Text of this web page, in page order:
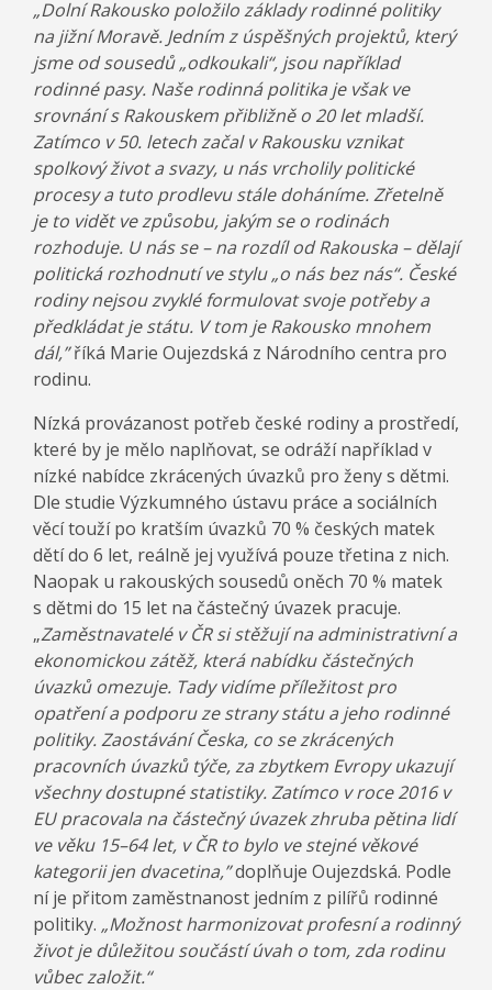
„Dolní Rakousko položilo základy rodinné politiky
na jižní Moravě. Jedním z úspěšných projektů, který
jsme od sousedů „odkoukali“, jsou například
rodinné pasy. Naše rodinná politika je však ve
srovnání s Rakouskem přibližně o 20 let mladší.
Zatímco v 50. letech začal v Rakousku vznikat
spolkový život a svazy, u nás vrcholily politické
procesy a tuto prodlevu stále doháníme.Zřetelně
je to vidět ve způsobu, jakým se o rodinách
rozhoduje. U nás se– na rozdíl od Rakouska – dělají
politická rozhodnutíve stylu „o nás bez nás“. České
rodiny nejsou zvyklé formulovat svoje potřeby a
předkládatje státu. V tom je Rakousko mnohem
dál,”říká Marie Oujezdská z Národního centra pro
rodinu.
Nízká provázanost potřeb české rodiny a prostředí,
které by je mělo naplňovat, se odráží například v
nízké nabídce zkrácených úvazků pro ženy s dětmi.
Dle studie Výzkumného ústavu práce a sociálních
věcí touží po kratším úvazků 70 % českých matek
dětí do 6 let, reálně jej využívá pouze třetina z nich.
Naopak u rakouských sousedů oněch 70 % matek
s dětmi do 15 let na částečný úvazek pracuje.
„Zaměstnavatelé v ČR si stěžují na administrativní a
ekonomickou zátěž, která nabídku částečných
úvazků omezuje. Tady vidíme příležitost pro
opatření a podporu ze strany státu a jeho rodinné
politiky. Zaostávání Česka, co se zkrácených
pracovních úvazků týče, za zbytkem Evropy ukazují
všechny dostupné statistiky. Zatímco v roce 2016 v
EU pracovala na částečný úvazek zhruba pětina lidí
ve věku 15–64 let, v ČR to bylo ve stejné věkové
kategorii jen dvacetina,”doplňuje Oujezdská. Podle
ní je přitom zaměstnanost jedním z pilířů rodinné
politiky. „Možnost harmonizovat profesní a rodinný
život je důležitou součástí úvah o tom, zda rodinu
vůbec založit.“